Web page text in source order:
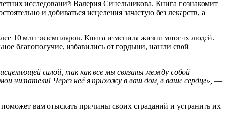
исследований Валерия Синельникова. Книга познакомит
и добиваться исцеления зачастую без лекарств, а
10 млн экземпляров. Книга изменила жизни многих людей.
благополучие, избавились от гордыни, нашли свой
силой, так как все мы связаны между собой
читатели! Через неё я прихожу в ваш дом, в ваше сердце», —
вам отыскать причины своих страданий и устранить их